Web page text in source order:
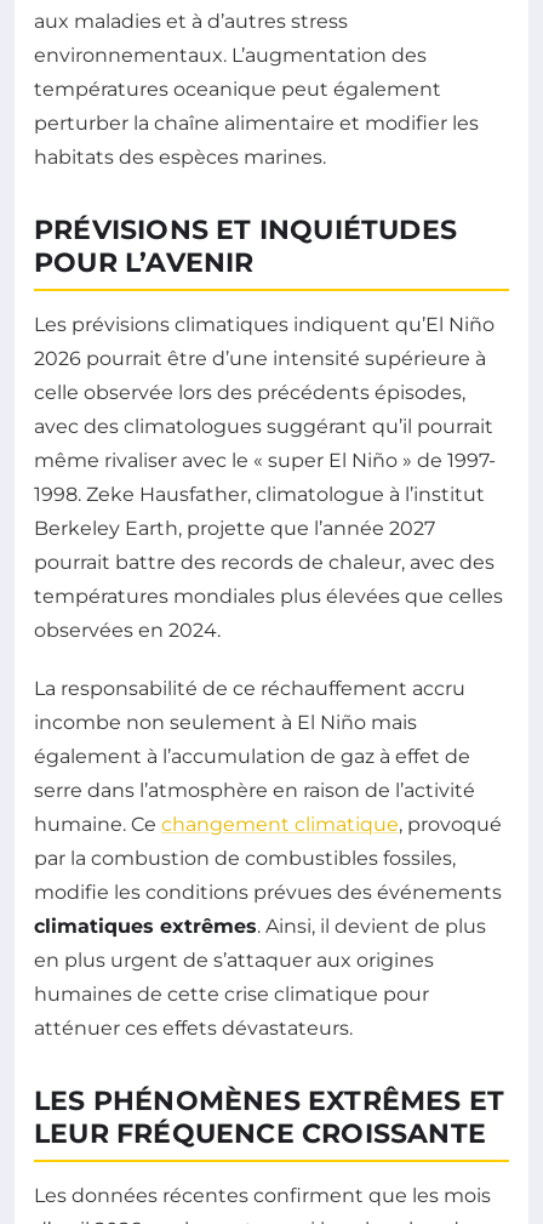
aux maladies et à d’autres stress
environnementaux. L’augmentation des
températures oceanique peut également
perturber la chaîne alimentaire et modifier les
habitats des espèces marines.
PRÉVISIONS ET INQUIÉTUDES
POUR L’AVENIR
Les prévisions climatiques indiquent qu’El Niño
2026 pourrait être d’une intensité supérieure à
celle observée lors des précédents épisodes,
avec des climatologues suggérant qu’il pourrait
même rivaliser avec le « super El Niño » de 1997-
1998. Zeke Hausfather, climatologue à l’institut
Berkeley Earth, projette que l’année 2027
pourrait battre des records de chaleur, avec des
températures mondiales plus élevées que celles
observées en 2024.
La responsabilité de ce réchauffement accru
incombe non seulement à El Niño mais
également à l’accumulation de gaz à effet de
serre dans l’atmosphère en raison de l’activité
humaine. Ce changement climatique, provoqué
par la combustion de combustibles fossiles,
modifie les conditions prévues des événements
climatiques extrêmes. Ainsi, il devient de plus
en plus urgent de s’attaquer aux origines
humaines de cette crise climatique pour
atténuer ces effets dévastateurs.
LES PHÉNOMÈNES EXTRÊMES ET
LEUR FRÉQUENCE CROISSANTE
Les données récentes confirment que les mois